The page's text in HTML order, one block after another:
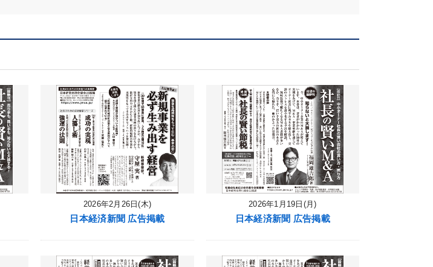
2026年2月26日(木)
日本経済新聞 広告掲載
2026年1月19日(月)
日本経済新聞 広告掲載